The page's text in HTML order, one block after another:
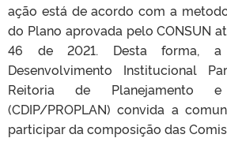
ação está de acordo com a
do Plano aprovada pelo CONSUN
46 de 2021. Desta forma, a
Desenvolvimento Institucional
Reitoria de Planejamento e
(CDIP/PROPLAN) convida a
participar da composição das